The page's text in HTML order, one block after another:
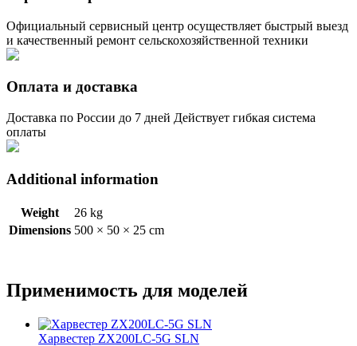
Официальный сервисный центр осуществляет быстрый выезд
и качественный ремонт сельскохозяйственной техники
Оплата и доставка
Доставка по России до 7 дней Действует гибкая система
оплаты
Additional information
Weight
26 kg
Dimensions 500 × 50 × 25 cm
Применимость для моделей
Харвестер ZX200LC-5G SLN